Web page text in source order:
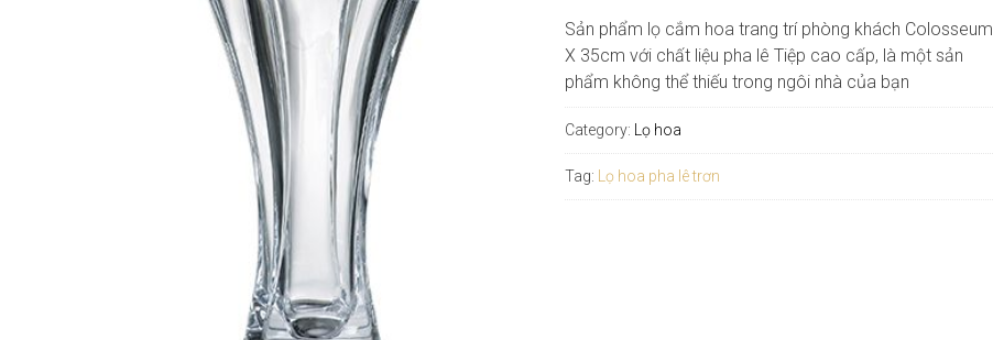
Sản phẩm lọ cắm hoa trang trí phòng khách Colosseum
X 35cm với chất liệu pha lê Tiệp cao cấp, là một sản
phẩm không thể thiếu trong ngôi nhà của bạn
Category: Lọ hoa
Tag: Lọ hoa pha lê trơn